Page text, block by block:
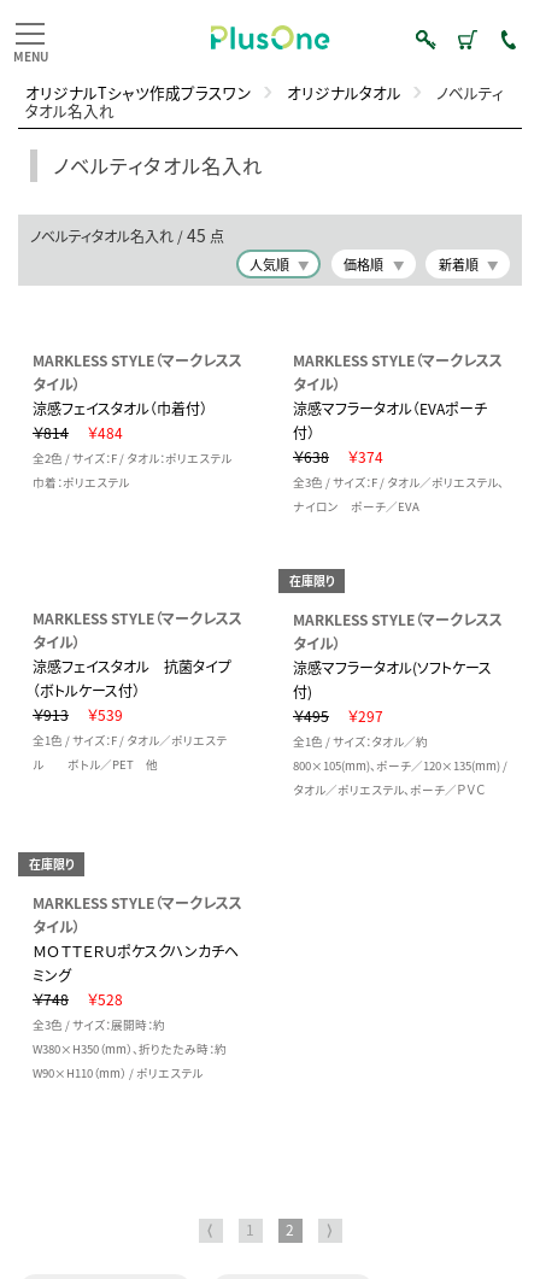
オリジナルTシャツ作成プラスワン オリジナルタオル ノベルティ
タオル名入れ
ノベルティタオル名入れ
ノベルティタオル名入れ /45 点
人気順 価格順 新着順
MARKLESS STYLE（マークレスス
タイル）
涼感フェイスタオル（巾着付）
￥814
￥484
全2色 / サイズ：F / タオル：ポリエステル
巾着：ポリエステル
MARKLESS STYLE（マークレスス
タイル）
涼感マフラータオル（EVAポーチ
付）
￥638
￥374
全3色 / サイズ：F / タオル／ポリエステル、
ナイロン ポーチ／EVA
MARKLESS STYLE（マークレスス
タイル）
涼感フェイスタオル 抗菌タイプ
（ボトルケース付）
￥913
￥539
全1色 / サイズ：F / タオル／ポリエステ
ル ボトル／PET 他
在庫限り
MARKLESS STYLE（マークレスス
タイル）
涼感マフラータオル(ソフトケース
付)
￥495
￥297
全1色 / サイズ：タオル／約
800×105(mm)、ポーチ／120×135(mm) /
タオル／ポリエステル、ポーチ／ＰＶＣ
在庫限り
MARKLESS STYLE（マークレスス
タイル）
ＭＯＴＴＥＲＵポケスクハンカチヘ
ミング
￥748
￥528
全3色 / サイズ：展開時：約
W380×H350（mm）、折りたたみ時：約
W90×H110（mm） / ポリエステル
⟨ 1 2 ⟩